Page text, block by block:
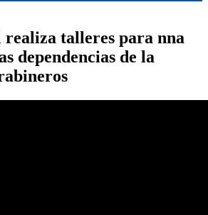
talleres para nna
dependencias de la